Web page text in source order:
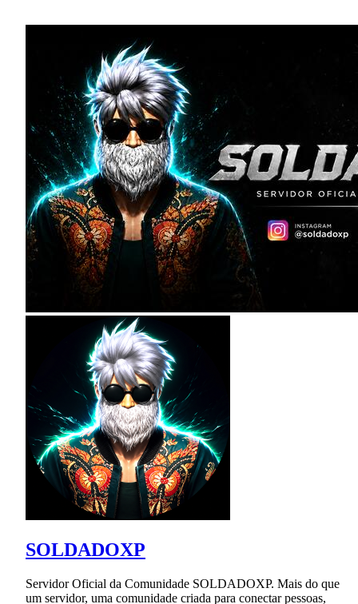
SOLDADOXP
Servidor Oficial da Comunidade SOLDADOXP. Mais do que
um servidor, uma comunidade criada para conectar pessoas,